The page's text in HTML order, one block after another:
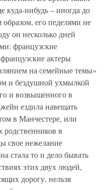
куда-нибудь – иногда до
его педелями не
он несколько дней
французские
актеры
на семейные темы»
и бездушной ухмылкой
и возвышенного в
ездила навещать
в Манчестере, или
в
свое нежелание
стала то и дело бывать
этих двух людей,
дорогу, нельзя